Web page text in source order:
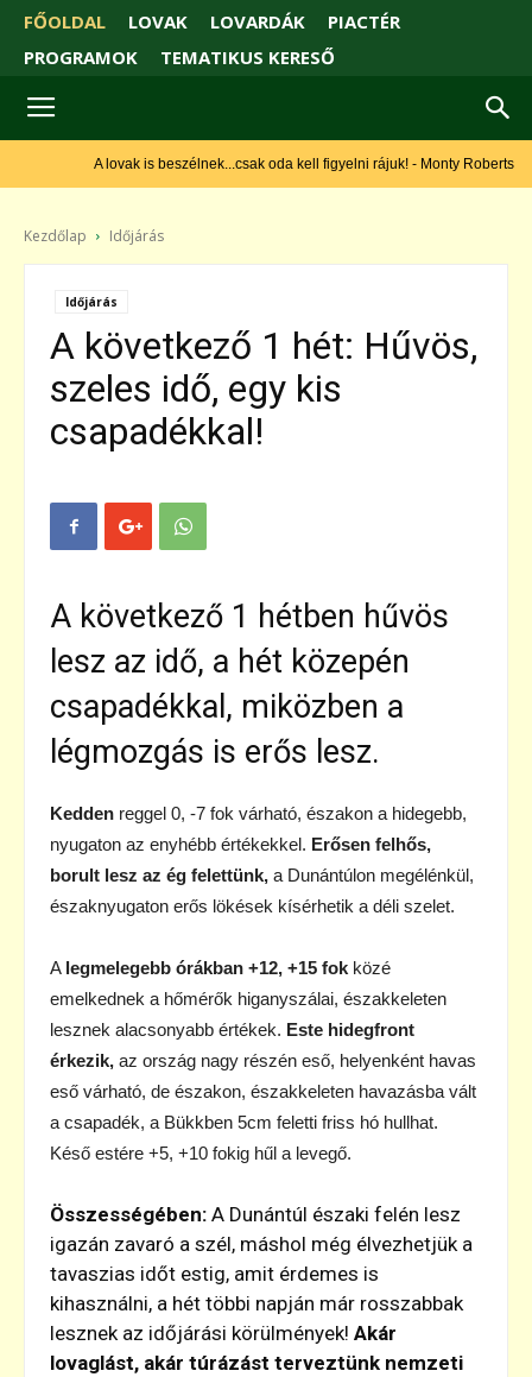
FŐOLDAL LOVAK LOVARDÁK
PIACTÉR
PROGRAMOK
TEMATIKUS KERESŐ
A lovak is beszélnek...csak oda kell figyelni rájuk! - Monty Roberts
Kezdőlap Időjárás
Időjárás
A következő 1 hét: Hűvös,
szeles idő, egy kis
csapadékkal!
A következő 1 hétben hűvös
lesz az idő, a hét közepén
csapadékkal, miközben a
légmozgás is erős lesz.
Kedden reggel 0, -7 fok várható, északon a hidegebb,
nyugaton az enyhébb értékekkel. Erősen felhős,
borult lesz az ég felettünk, a Dunántúlon megélénkül,
északnyugaton erős lökések kísérhetik a déli szelet.
A legmelegebb órákban +12, +15 fok közé
emelkednek a hőmérők higanyszálai, északkeleten
lesznek alacsonyabb értékek. Este hidegfront
érkezik, az ország nagy részén eső, helyenként havas
eső várható, de északon, északkeleten havazásba vált
a csapadék, a Bükkben 5cm feletti friss hó hullhat.
Késő estére +5, +10 fokig hűl a levegő.
Összességében: A Dunántúl északi felén lesz
igazán zavaró a szél, máshol még élvezhetjük a
tavaszias időt estig, amit érdemes is
kihasználni, a hét többi napján már rosszabbak
lesznek az időjárási körülmények! Akár
lovaglást, akár túrázást terveztünk nemzeti